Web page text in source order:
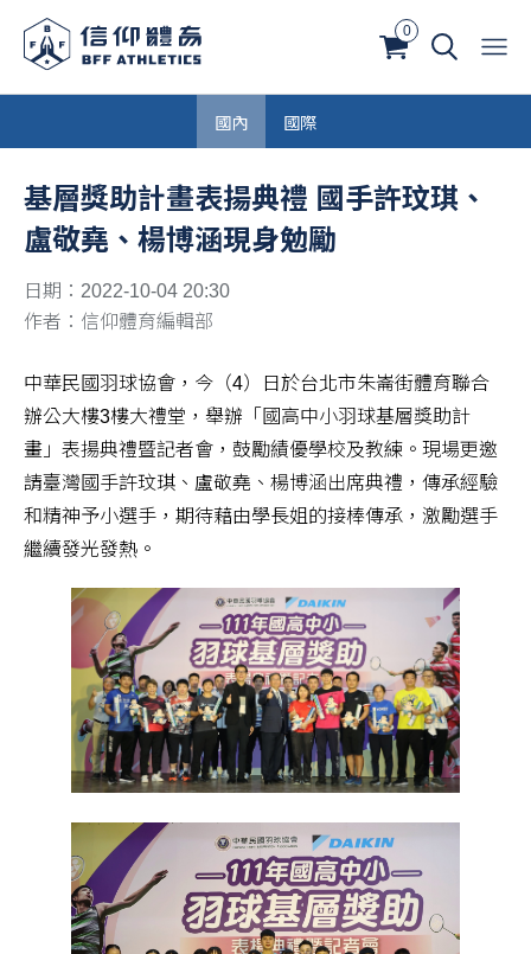
0
國內 國際
基層獎助計畫表揚典禮 國手許玟琪、
盧敬堯、楊博涵現身勉勵
日期：2022-10-04 20:30
作者：信仰體育編輯部
中華民國羽球協會，今（4）日於台北市朱崙街體育聯合
辦公大樓3樓大禮堂，舉辦「國高中小羽球基層獎助計
畫」表揚典禮暨記者會，鼓勵績優學校及教練。現場更邀
請臺灣國手許玟琪、盧敬堯、楊博涵出席典禮，傳承經驗
和精神予小選手，期待藉由學長姐的接棒傳承，激勵選手
繼續發光發熱。